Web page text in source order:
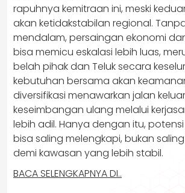
rapuhnya kemitraan ini, meski
akan ketidakstabilan regional.
mendalam, persaingan ekonomi
bisa memicu eskalasi lebih luas,
belah pihak dan Teluk secara
kebutuhan bersama akan
diversifikasi menawarkan jalan
keseimbangan ulang melalui
lebih adil. Hanya dengan itu,
bisa saling melengkapi, bukan
demi kawasan yang lebih stabil.
BACA SELENGKAPNYA DI..